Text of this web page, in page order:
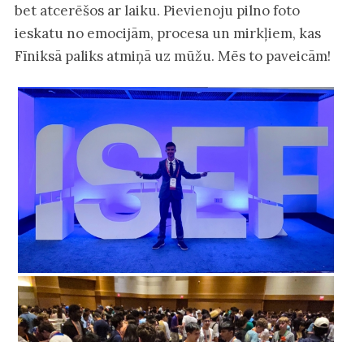
bet atcerēšos ar laiku. Pievienoju pilno foto
ieskatu no emocijām, procesa un mirkļiem, kas
Fīniksā paliks atmiņā uz mūžu. Mēs to paveicām!